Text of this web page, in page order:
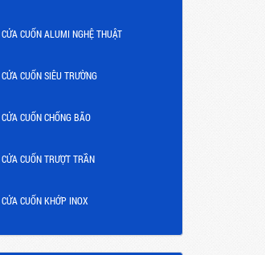
CỬA CUỐN ALUMI NGHỆ THUẬT
CỬA CUỐN SIÊU TRƯỜNG
CỬA CUỐN CHỐNG BÃO
CỬA CUỐN TRƯỢT TRẦN
CỬA CUỐN KHỚP INOX